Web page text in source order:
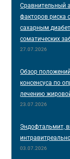
Сравнительный
факторов риска
сахарным
соматических
27.07.2026
Обзор
консенсуса по
лечению
23.07.2026
Эндофтальмит,
03.07.2026